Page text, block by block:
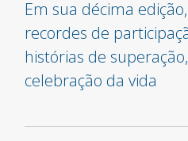
Em sua décima
recordes de
histórias de
celebração da vida